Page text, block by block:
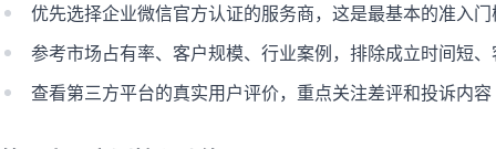
优先选择企业微信官方认证的服务商，这是最基本的准入门
参考市场占有率、客户规模、行业案例，排除成立时间短
查看第三方平台的真实用户评价，重点关注差评和投诉内容